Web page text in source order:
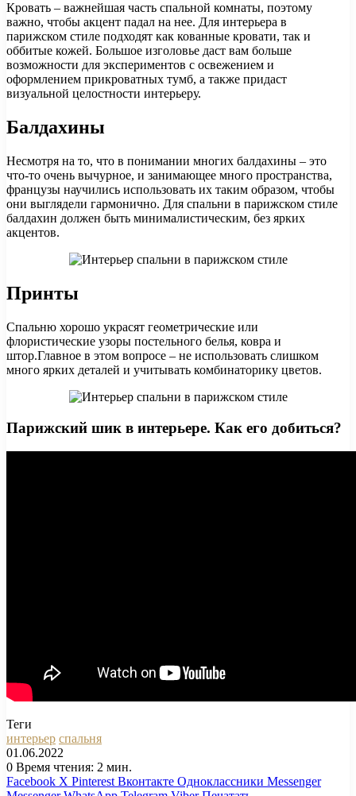
Кровать – важнейшая часть спальной комнаты, поэтому
важно, чтобы акцент падал на нее. Для интерьера в
парижском стиле подходят как кованные кровати, так и
оббитые кожей. Большое изголовье даст вам больше
возможности для экспериментов с освежением и
оформлением прикроватных тумб, а также придаст
визуальной целостности интерьеру.
Балдахины
Несмотря на то, что в понимании многих балдахины – это
что-то очень вычурное, и занимающее много пространства,
французы научились использовать их таким образом, чтобы
они выглядели гармонично. Для спальни в парижском стиле
балдахин должен быть минималистическим, без ярких
акцентов.
Принты
Спальню хорошо украсят геометрические или
флористические узоры постельного белья, ковра и
штор.Главное в этом вопросе – не использовать слишком
много ярких деталей и учитывать комбинаторику цветов.
Парижский шик в интерьере. Как его добиться?
Теги
интерьер спальня
01.06.2022
0 Время чтения: 2 мин.
Facebook X Pinterest Вконтакте Одноклассники Messenger